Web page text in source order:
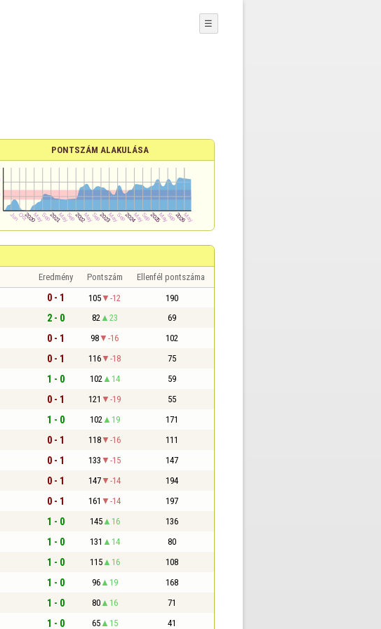
☰
PONTSZÁM ALAKULÁSA
Eredmény Pontszám Ellenfél pontszáma
0 - 1 105 -12 190
2 - 0 82 23 69
0 - 1 98 -16 102
0 - 1 116 -18 75
1 - 0 102 14 59
0 - 1 121 -19 55
1 - 0 102 19 171
0 - 1 118 -16 111
0 - 1 133 -15 147
0 - 1 147 -14 194
0 - 1 161 -14 197
1 - 0 145 16 136
1 - 0 131 14 80
1 - 0 115 16 108
1 - 0 96 19 168
1 - 0 80 16 71
1 - 0 65 15 41